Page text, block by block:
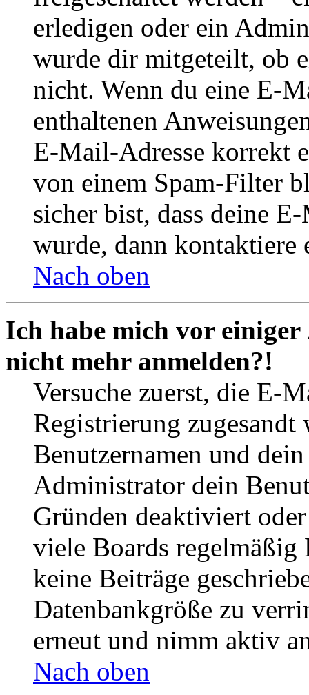
erledigen oder ein
wurde dir mitgeteilt, ob
nicht. Wenn du eine E-
enthaltenen
E-Mail-Adresse korrekt
von einem Spam-Filter
sicher bist, dass deine
wurde, dann kontaktiere
Nach oben
Ich habe mich vor
nicht mehr anmelden?!
Versuche zuerst, die E-
Registrierung
Benutzernamen und
Administrator dein
Gründen deaktiviert
viele Boards
keine Beiträge
Datenbankgröße zu
erneut und nimm aktiv
Nach oben